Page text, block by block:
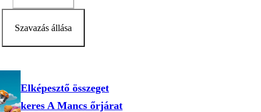
Szavazás állása
Elképesztő összeget
keres A Mancs őrjárat